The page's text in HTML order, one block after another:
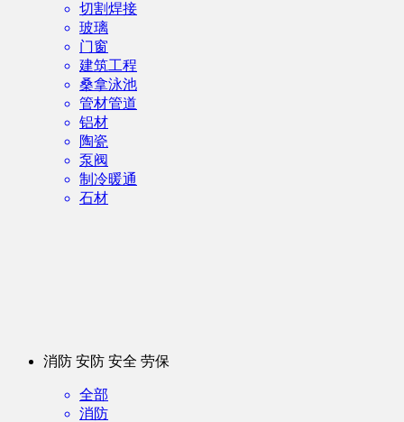
切割焊接
玻璃
门窗
建筑工程
桑拿泳池
管材管道
铝材
陶瓷
泵阀
制冷暖通
石材
消防 安防 安全 劳保
全部
消防